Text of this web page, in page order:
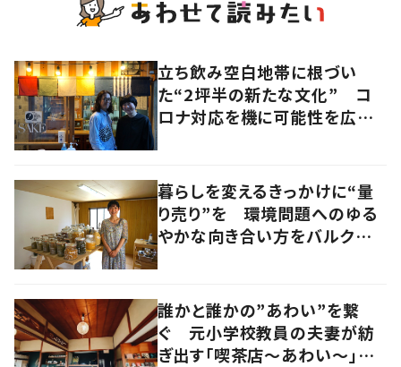
立ち飲み空白地帯に根づい
た“2坪半の新たな文化” コ
ロナ対応を機に可能性を広げ
暮らしを変えるきっかけに“量
り売り”を 環境問題へのゆる
やかな向き合い方をバルクショ
誰かと誰かの”あわい”を繋
ぐ 元小学校教員の夫妻が紡
ぎ出す「喫茶店～あわい～」に